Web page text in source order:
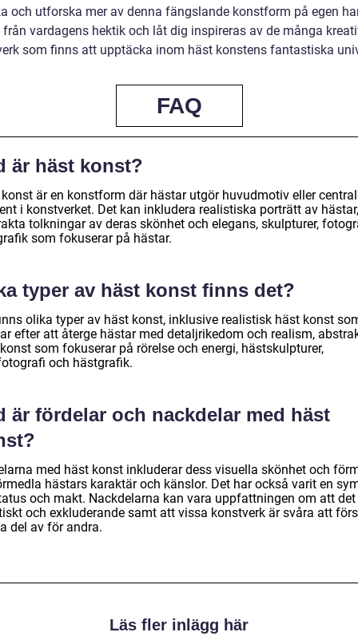
och utforska mer av denna fängslande konstform på egen
från vardagens hektik och låt dig inspireras av de många
som finns att upptäcka inom häst konstens fantastiska
FAQ
är häst konst?
är en konstform där hästar utgör huvudmotiv eller
i konstverket. Det kan inkludera realistiska porträtt av hästar,
tolkningar av deras skönhet och elegans, skulpturer,
som fokuserar på hästar.
typer av häst konst finns det?
olika typer av häst konst, inklusive realistisk häst konst
efter att återge hästar med detaljrikedom och realism,
som fokuserar på rörelse och energi, hästskulpturer,
och hästgrafik.
är fördelar och nackdelar med häst
med häst konst inkluderar dess visuella skönhet och
hästars karaktär och känslor. Det har också varit en
och makt. Nackdelarna kan vara uppfattningen om att det
och exkluderande samt att vissa konstverk är svåra att
del av för andra.
Läs fler inlägg här